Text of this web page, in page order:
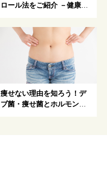
ロール法をご紹介 －健康的
痩せない理由を知ろう！デ
ブ菌・痩せ菌とホルモンバ